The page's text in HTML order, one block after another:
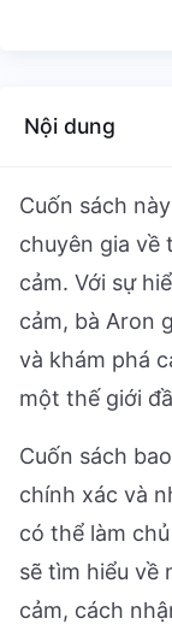
Nội dung
Cuốn sách
chuyên gia về
cảm. Với sự
cảm, bà Aron
và khám phá
một thế giới
Cuốn sách
chính xác và
có thể làm
sẽ tìm hiểu về
cảm, cách